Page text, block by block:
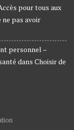
pour tous aux
ne pas avoir
personnel –
dans Choisir de